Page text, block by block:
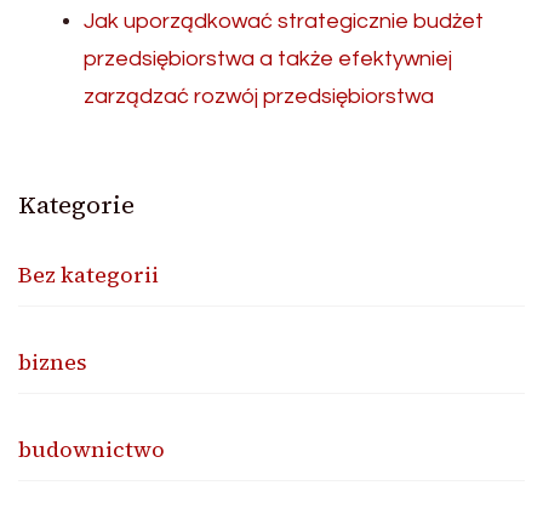
Jak uporządkować strategicznie budżet
przedsiębiorstwa a także efektywniej
zarządzać rozwój przedsiębiorstwa
Kategorie
Bez kategorii
biznes
budownictwo